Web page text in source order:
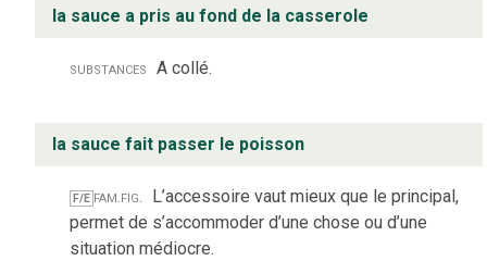
la sauce a pris au fond de la casserole
substances A collé.
la sauce fait passer le poisson
F/E fam.fig.
L’accessoire vaut mieux que le principal,
permet de s’accommoder d’une chose ou d’une
situation médiocre.